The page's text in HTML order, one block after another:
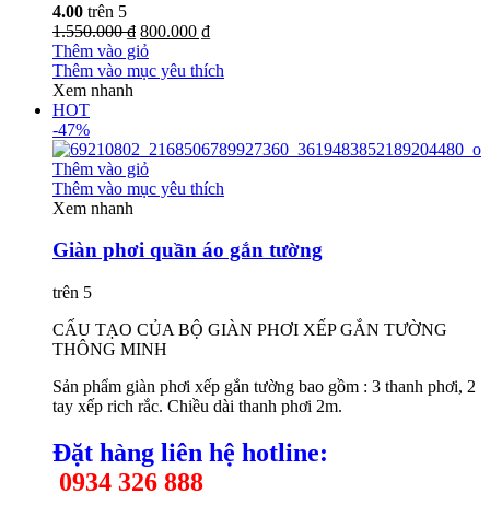
4.00 trên 5
1.550.000 ₫ 800.000 ₫
Thêm vào giỏ
Thêm vào mục yêu thích
Xem nhanh
HOT
-47%
Thêm vào giỏ
Thêm vào mục yêu thích
Xem nhanh
Giàn phơi quần áo gắn tường
trên 5
CẤU TẠO CỦA BỘ GIÀN PHƠI XẾP GẮN TƯỜNG
THÔNG MINH
Sản phẩm giàn phơi xếp gắn tường bao gồm : 3 thanh phơi, 2
tay xếp rich rắc. Chiều dài thanh phơi 2m.
Đặt hàng liên hệ hotline:
0934 326 888